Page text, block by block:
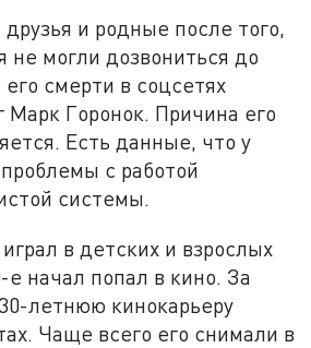
и родные после того,
не могли дозвониться до
смерти в соцсетях
Марк Горонок. Причина его
Есть данные, что у
с работой
системы.
в детских и взрослых
е начал попал в кино. За
летнюю кинокарьеру
Чаще всего его снимали в